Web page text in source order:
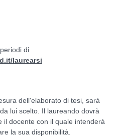
di
laurearsi
dell'elaborato di tesi, sarà
lui scelto. Il laureando dovrà
il docente con il quale intenderà
la sua disponibilità.